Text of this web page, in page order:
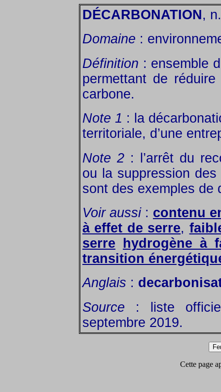
DÉCARBONATION,
Domaine :
Définition : ensemble
permettant de
carbone.
Note 1 : la
territoriale, d’une
Note 2 : l’arrêt du
ou la suppression
sont des exemples de
Voir aussi: contenu
à effet de serre,
serre
hydrogène à
transition
Anglais :
Source : liste
septembre 2019.
Cette page